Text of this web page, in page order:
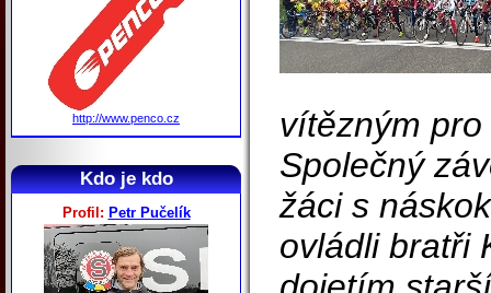
http://www.penco.cz
Kdo je kdo
Profil: Petr Pučelík
vítězným
Společný
žáci s
ovládli bratři